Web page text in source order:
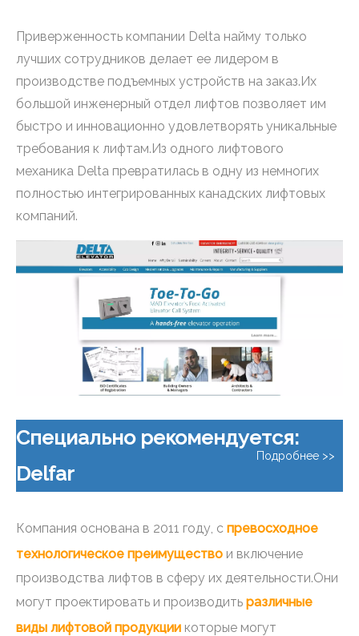
Приверженность компании Delta найму только
лучших сотрудников делает ее лидером в
производстве подъемных устройств на заказ.Их
большой инженерный отдел лифтов позволяет им
быстро и инновационно удовлетворять уникальные
требования к лифтам.Из одного лифтового
механика Delta превратилась в одну из немногих
полностью интегрированных канадских лифтовых
компаний.
Специально рекомендуется:
Delfar
Подробнее >>
Компания основана в 2011 году, с превосходное
технологическое преимущество и включение
производства лифтов в сферу их деятельности.Они
могут проектировать и производить различные
виды лифтовой продукции которые могут